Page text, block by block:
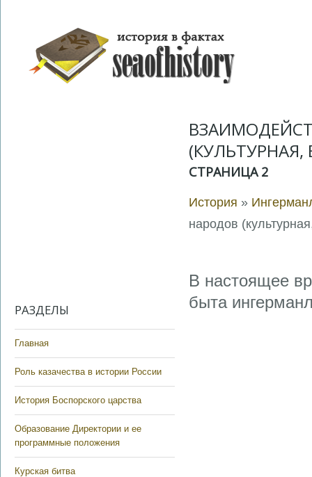
РАЗДЕЛЫ
Главная
Роль казачества в истории России
История Боспорского царства
Образование Директории и ее
программные положения
Курская битва
СТРАНИЦА 2
История »
народов
В настоящее
быта